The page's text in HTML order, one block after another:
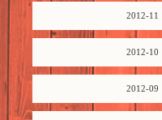
2012-11
2012-10
2012-09